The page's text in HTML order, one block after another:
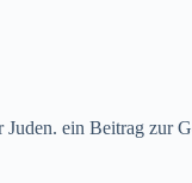
ein Beitrag zur